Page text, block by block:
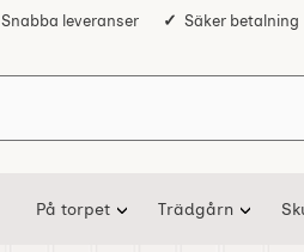
Snabba leveranser Säker betalning
På torpet Trädgårn